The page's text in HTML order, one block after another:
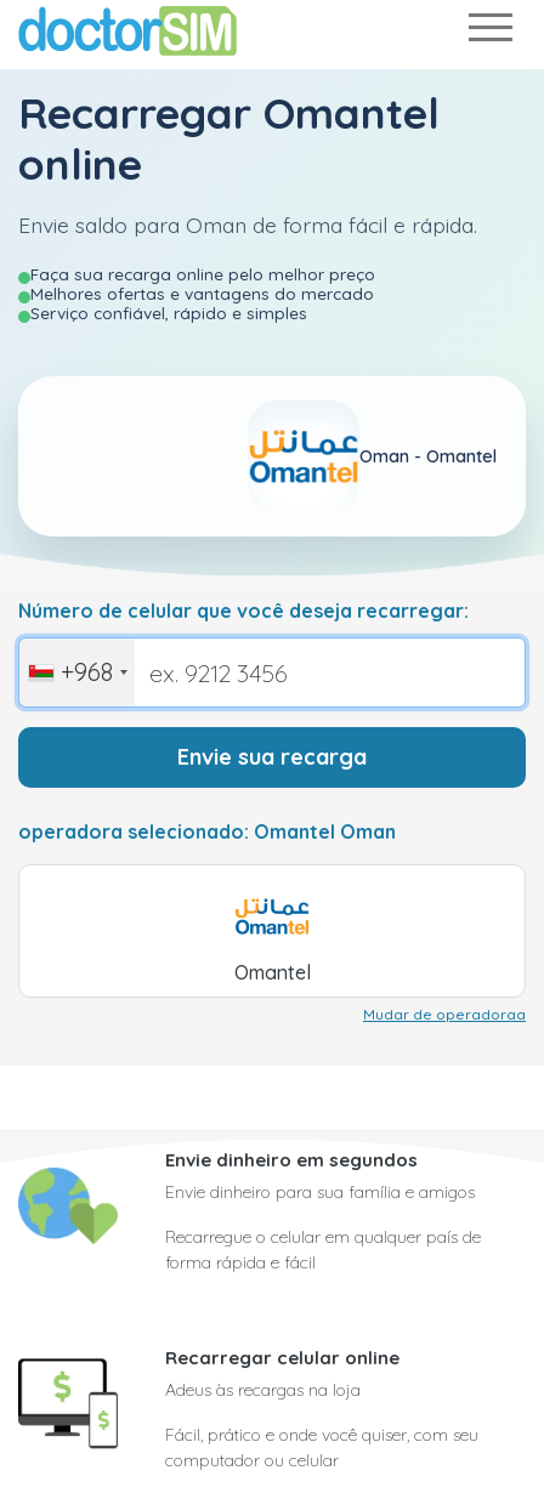
Recarregar Omantel
online
Envie saldo para Oman de forma fácil e rápida.
Faça sua recarga online pelo melhor preço
Melhores ofertas e vantagens do mercado
Serviço confiável, rápido e simples
Oman - Omantel
Número de celular que você deseja recarregar:
+968
Envie sua recarga
operadora selecionado: Omantel Oman
Omantel
Mudar de operadoraa
Envie dinheiro em segundos
Envie dinheiro para sua família e amigos
Recarregue o celular em qualquer país de
forma rápida e fácil
Recarregar celular online
Adeus às recargas na loja
Fácil, prático e onde você quiser, com seu
computador ou celular